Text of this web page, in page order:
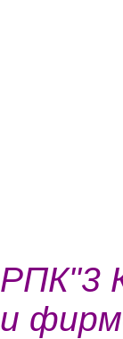
РПК"3
и